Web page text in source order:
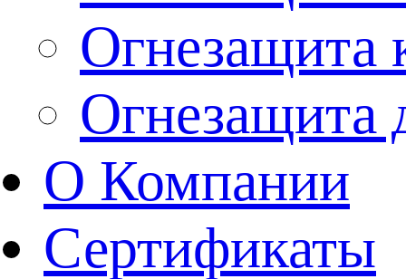
Огнезащита
Огнезащита
О Компании
Сертификаты